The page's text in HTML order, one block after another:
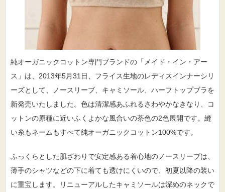
純オーガニックコットン専門ブランドの「メイド・イン・アー
ス」は、2013年5月31日、フライス生地のレディスインナーシリ
ーズとして、ノースリーブ、キャミソール、ハーフトップブラを
新発売いたしました。色は清潔感あふれるさわやかなきなり、コ
ットンの原種に近いふくよかな風合いの茶色の2色展開です。縫
い糸もネームもすべて純オーガニックコットン100%です。
ふっくらとした肌ざわりで安定感ある着心地のノースリーブは、
薄手のシャツなどの下に着ても透けにくいので、初夏以降の装い
に重宝します。リニューアルしたキャミソールは深めのネックで